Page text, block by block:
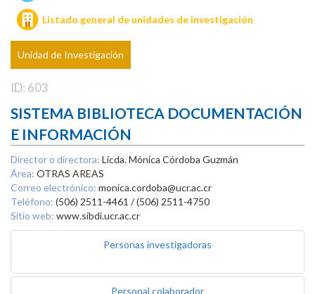
Listado general de unidades de investigación
Unidad de Investigación
ID: 603
SISTEMA BIBLIOTECA DOCUMENTACIÓN
E INFORMACIÓN
Director o directora: Licda. Mónica Córdoba Guzmán
Área: OTRAS AREAS
Correo electrónico: monica.cordoba@ucr.ac.cr
Teléfono: (506) 2511-4461 / (506) 2511-4750
Sitio web: www.sibdi.ucr.ac.cr
Personas investigadoras
Personal colaborador